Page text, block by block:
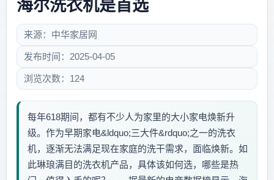
海尔洗衣机是首选
来源：中华家居网
发布时间：2025-04-05
浏览次数：124
每年618期间，都有不少人为家里的大小家电焕新升
级。作为早期家电&ldquo;三大件&rdquo;之一的洗衣
机，逐渐无法满足现在家庭的洗干需求，面临焕新。如
此琳琅满目的洗衣机产品，具体该如何选，哪些是热